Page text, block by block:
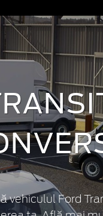
vehiculul Ford